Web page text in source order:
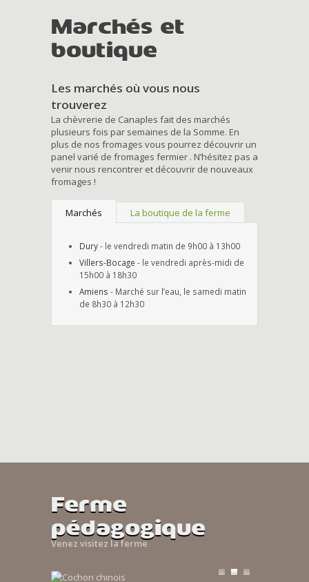
Marchés et
boutique
Les marchés où vous nous
trouverez
La chèvrerie de Canaples fait des marchés
plusieurs fois par semaines de la Somme. En
plus de nos fromages vous pourrez découvrir un
panel varié de fromages fermier . N’hésitez pas a
venir nous rencontrer et découvrir de nouveaux
fromages !
Marchés La boutique de la ferme
Dury- le vendredi matin de 9h00 à 13h00
Villers-Bocage - le vendredi après-midi de
15h00 à 18h30
Amiens - Marché sur l’eau, le samedi matin
de 8h30 à 12h30
Ferme
pédagogique
Venez visitez la ferme